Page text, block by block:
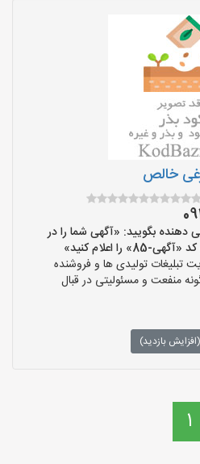
خالص
دهنده بگویید: «آگهی شما را در
اعلام کنید»
تبلیغات تولیدی ها و فروشنده
منفعت و مسئولیتی در قبال
بازدید)
1